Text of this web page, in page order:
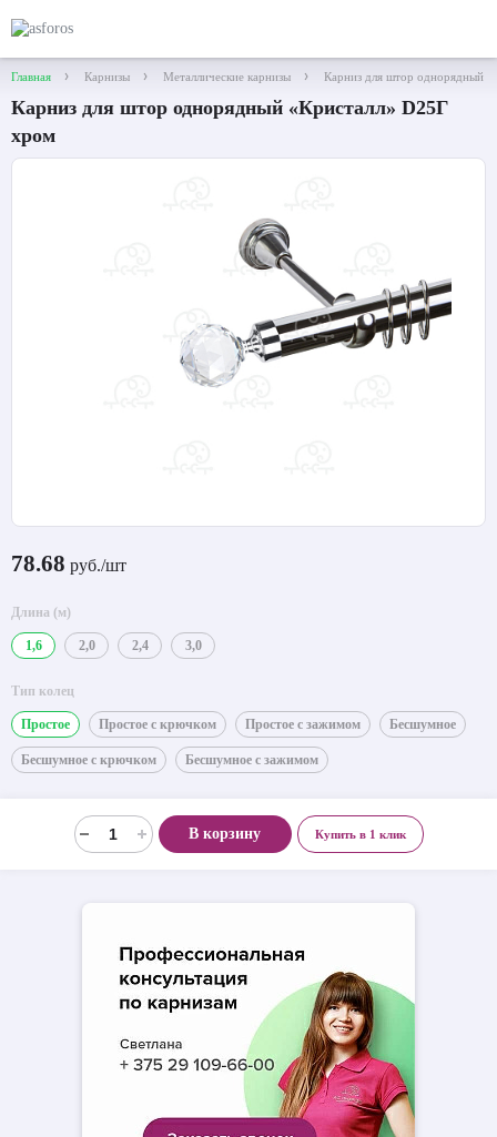
Главная Карнизы Металлические карнизы Карниз для штор однорядный
Карниз для штор однорядный «Кристалл» D25Г
хром
78.68 руб./шт
Длина (м)
1,6 2,0 2,4 3,0
Тип колец
Простое Простое с крючком Простое с зажимом Бесшумное
Бесшумное с крючком Бесшумное с зажимом
В корзину Купить в 1 клик